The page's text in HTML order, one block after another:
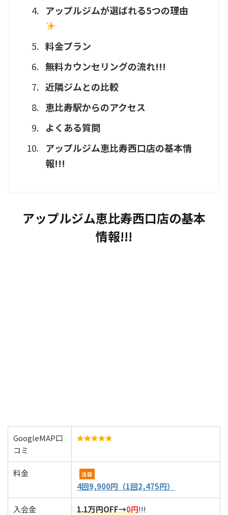
アップルジムが選ばれる5つの理由
料金プラン
無料カウンセリングの流れ!!!
近隣ジムとの比較
恵比寿駅からのアクセス
よくある質問
アップルジム恵比寿西口店の基本情
報!!!
アップルジム恵比寿西口店の基本
情報!!!
GoogleMAP口
コミ
料金 注目
4回9,900円（1回2,475円）
入会金 1.1万円OFF→0円!!!